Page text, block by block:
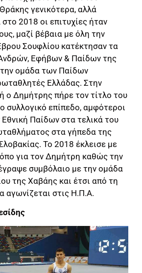
γενικότερα, αλλά
2018 οι επιτυχίες ήταν
μαζί βέβαια με όλη την
Σουφλίου κατέκτησαν τα
Εφήβων & Παίδων της
ομάδα των Παίδων
Ελλάδας. Στην
ο Δημήτρης πήρε τον τίτλο του
συλλογικό επίπεδο, αμφότεροι
Παίδων στα τελικά του
στα γήπεδα της
Το 2018 έκλεισε με
για τον Δημήτρη καθώς την
συμβόλαιο με την ομάδα
της Χαβάης και έτσι από τη
αγωνίζεται στις Η.Π.Α.